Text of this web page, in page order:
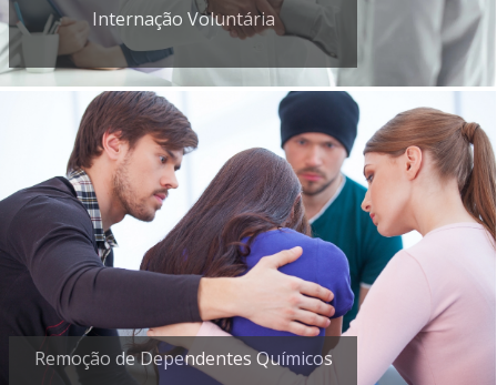
Internação Voluntária
Remoção de Dependentes Químicos